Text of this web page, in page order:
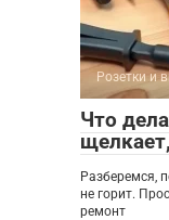
Розетки и
Что
Разберемся,
не горит.
ремонт